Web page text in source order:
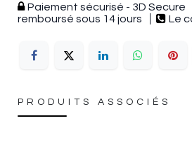
Paiement sécurisé - 3D Secure
remboursé sous 14 jours
Le
PRODUITS ASSOCIÉS